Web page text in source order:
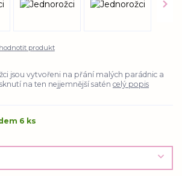
produkt
jsou vytvořeni na přání malých parádnic a
na ten nejjemnější satén celý popis
6 ks